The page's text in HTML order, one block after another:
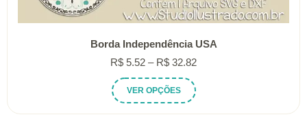
Borda Independência USA
R$ 5.52 – R$ 32.82Faixa
VER OPÇÕES
produto
tem